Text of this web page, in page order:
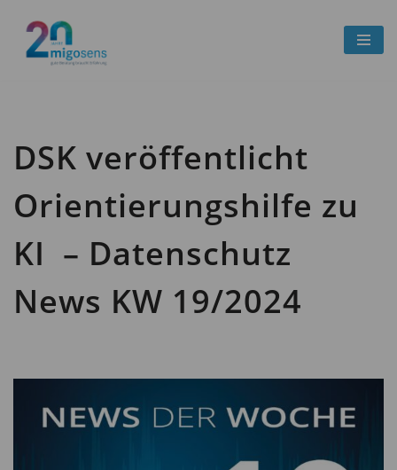
Zum
DSK veröffentlicht
Orientierungshilfe zu
KI – Datenschutz
News KW 19/2024